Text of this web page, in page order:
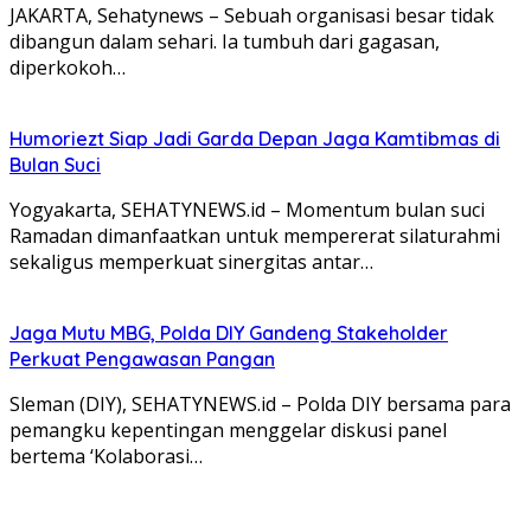
JAKARTA, Sehatynews – Sebuah organisasi besar tidak
dibangun dalam sehari. Ia tumbuh dari gagasan,
diperkokoh…
Humoriezt Siap Jadi Garda Depan Jaga Kamtibmas di
Bulan Suci
Yogyakarta, SEHATYNEWS.id – Momentum bulan suci
Ramadan dimanfaatkan untuk mempererat silaturahmi
sekaligus memperkuat sinergitas antar…
Jaga Mutu MBG, Polda DIY Gandeng Stakeholder
Perkuat Pengawasan Pangan
Sleman (DIY), SEHATYNEWS.id – Polda DIY bersama para
pemangku kepentingan menggelar diskusi panel
bertema ‘Kolaborasi…